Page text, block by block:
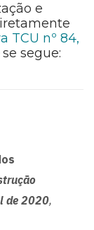
e
TCU nº 84,
segue:
de 2020,